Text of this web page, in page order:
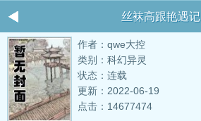
丝袜高跟艳遇记
作者：qwe大控
类别：科幻异灵
状态：连载
更新：2022-06-19
点击：14677474